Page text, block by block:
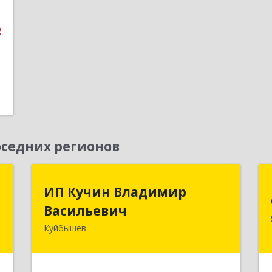
регионов
ИП Кучин Владимир
Васильевич
Куйбышев
Васильевич